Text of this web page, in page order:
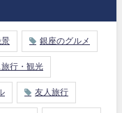
景 銀座のグルメ
行・観光
友人旅行